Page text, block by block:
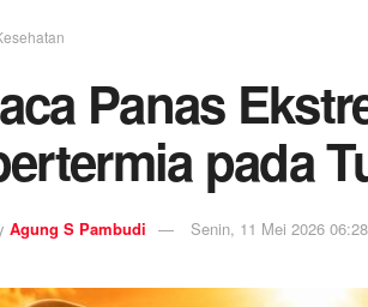
Panas
pada
Agung S Pambudi Senin, 11 Mei 2026 06:28